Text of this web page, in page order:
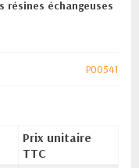
résines échangeuses
P00541
Prix unitaire
TTC